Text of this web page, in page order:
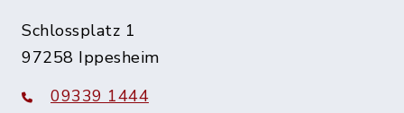
Schlossplatz 1
97258 Ippesheim
09339 1444